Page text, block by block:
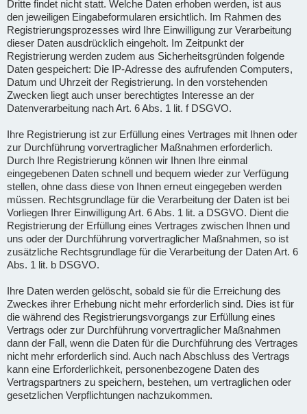
Dritte findet nicht statt. Welche Daten erhoben werden, ist aus
den jeweiligen Eingabeformularen ersichtlich. Im Rahmen des
Registrierungsprozesses wird Ihre Einwilligung zur Verarbeitung
dieser Daten ausdrücklich eingeholt. Im Zeitpunkt der
Registrierung werden zudem aus Sicherheitsgründen folgende
Daten gespeichert: Die IP-Adresse des aufrufenden Computers,
Datum und Uhrzeit der Registrierung. In den vorstehenden
Zwecken liegt auch unser berechtigtes Interesse an der
Datenverarbeitung nach Art. 6 Abs. 1 lit. f DSGVO.
Ihre Registrierung ist zur Erfüllung eines Vertrages mit Ihnen oder
zur Durchführung vorvertraglicher Maßnahmen erforderlich.
Durch Ihre Registrierung können wir Ihnen Ihre einmal
eingegebenen Daten schnell und bequem wieder zur Verfügung
stellen, ohne dass diese von Ihnen erneut eingegeben werden
müssen. Rechtsgrundlage für die Verarbeitung der Daten ist bei
Vorliegen Ihrer Einwilligung Art. 6 Abs. 1 lit. a DSGVO. Dient die
Registrierung der Erfüllung eines Vertrages zwischen Ihnen und
uns oder der Durchführung vorvertraglicher Maßnahmen, so ist
zusätzliche Rechtsgrundlage für die Verarbeitung der Daten Art. 6
Abs. 1 lit. b DSGVO.
Ihre Daten werden gelöscht, sobald sie für die Erreichung des
Zweckes ihrer Erhebung nicht mehr erforderlich sind. Dies ist für
die während des Registrierungsvorgangs zur Erfüllung eines
Vertrags oder zur Durchführung vorvertraglicher Maßnahmen
dann der Fall, wenn die Daten für die Durchführung des Vertrages
nicht mehr erforderlich sind. Auch nach Abschluss des Vertrags
kann eine Erforderlichkeit, personenbezogene Daten des
Vertragspartners zu speichern, bestehen, um vertraglichen oder
gesetzlichen Verpflichtungen nachzukommen.